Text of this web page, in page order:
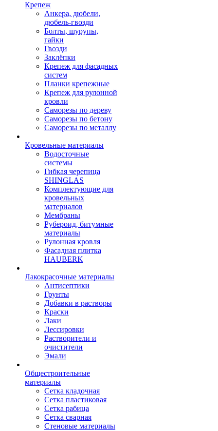
Крепеж
Анкера, дюбели,
дюбель-гвозди
Болты, шурупы,
гайки
Гвозди
Заклёпки
Крепеж для фасадных
систем
Планки крепежные
Крепеж для рулонной
кровли
Саморезы по дереву
Саморезы по бетону
Саморезы по металлу
Кровельные материалы
Водосточные
системы
Гибкая черепица
SHINGLAS
Комплектующие для
кровельных
материалов
Мембраны
Рубероид, битумные
материалы
Рулонная кровля
Фасадная плитка
HAUBERK
Лакокрасочные материалы
Антисептики
Грунты
Добавки в растворы
Краски
Лаки
Лессировки
Растворители и
очистители
Эмали
Общестроительные
материалы
Сетка кладочная
Сетка пластиковая
Сетка рабица
Сетка сварная
Стеновые материалы